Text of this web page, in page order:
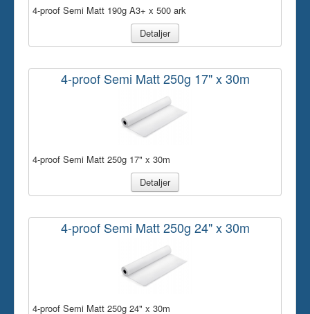
4-proof Semi Matt 190g A3+ x 500 ark
Detaljer
4-proof Semi Matt 250g 17" x 30m
4-proof Semi Matt 250g 17" x 30m
Detaljer
4-proof Semi Matt 250g 24" x 30m
4-proof Semi Matt 250g 24" x 30m